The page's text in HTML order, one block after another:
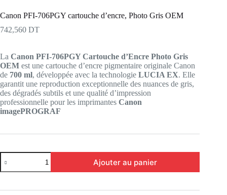
Canon PFI-706PGY cartouche d’encre, Photo Gris OEM
742,560 DT
La Canon PFI-706PGY Cartouche d’Encre Photo Gris
OEM est une cartouche d’encre pigmentaire originale Canon
de 700 ml, développée avec la technologie LUCIA EX. Elle
garantit une reproduction exceptionnelle des nuances de gris,
des dégradés subtils et une qualité d’impression
professionnelle pour les imprimantes Canon
imagePROGRAF
quantité
de
Canon
706PGY
Ajouter au panier